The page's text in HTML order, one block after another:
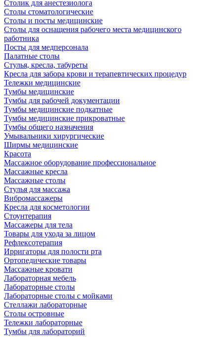
Столик для анестезиолога
Столы стоматологические
Столы и посты медицинские
Столы для оснащения рабочего места медицинского
работника
Посты для медперсонала
Палатные столы
Стулья, кресла, табуреты
Кресла для забора крови и терапевтических процедур
Тележки медицинские
Тумбы медицинские
Тумбы для рабочей документации
Тумбы медицинские подкатные
Тумбы медицинские прикроватные
Тумбы общего назначения
Умывальники хирургические
Ширмы медицинские
Красота
Массажное оборудование профессиональное
Массажные кресла
Массажные столы
Стулья для массажа
Вибромассажеры
Кресла для косметологии
Стоунтерапия
Массажеры для тела
Товары для ухода за лицом
Рефлексотерапия
Ирригаторы для полости рта
Ортопедические товары
Массажные кровати
Лабораторная мебель
Лабораторные столы
Лабораторные столы с мойками
Стеллажи лабораторные
Столы островные
Тележки лабораторные
Тумбы для лабораторий